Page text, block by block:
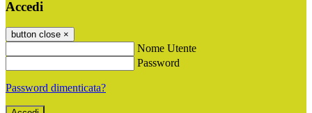
Accedi
button close ×
Nome Utente
Password
Password dimenticata?